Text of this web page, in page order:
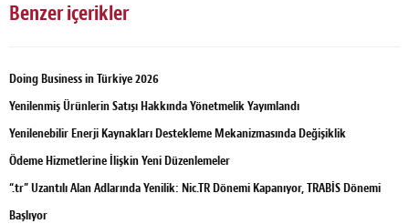
Benzer içerikler
Doing Business in Türkiye 2026
Yenilenmiş Ürünlerin Satışı Hakkında Yönetmelik Yayımlandı
Yenilenebilir Enerji Kaynakları Destekleme Mekanizmasında Değişiklik
Ödeme Hizmetlerine İlişkin Yeni Düzenlemeler
“.tr” Uzantılı Alan Adlarında Yenilik: Nic.TR Dönemi Kapanıyor, TRABİS Dönemi
Başlıyor